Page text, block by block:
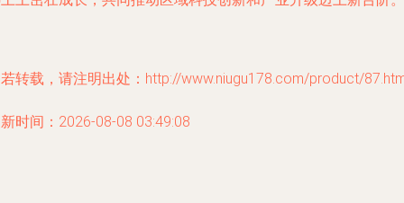
转载，请注明出处：http://www.niugu178.com/product/
时间：2026-08-08 03:49:08